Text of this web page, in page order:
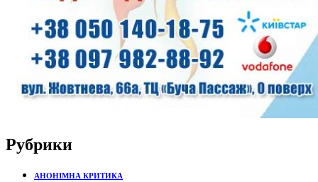
Рубрики
АНОНІМНА КРИТИКА